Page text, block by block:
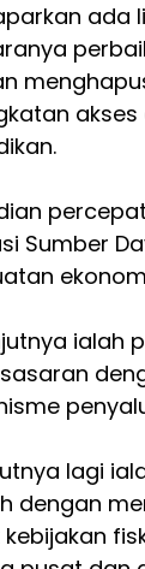
ada
Sumber
ialah
lagi
dengan
kebijakan